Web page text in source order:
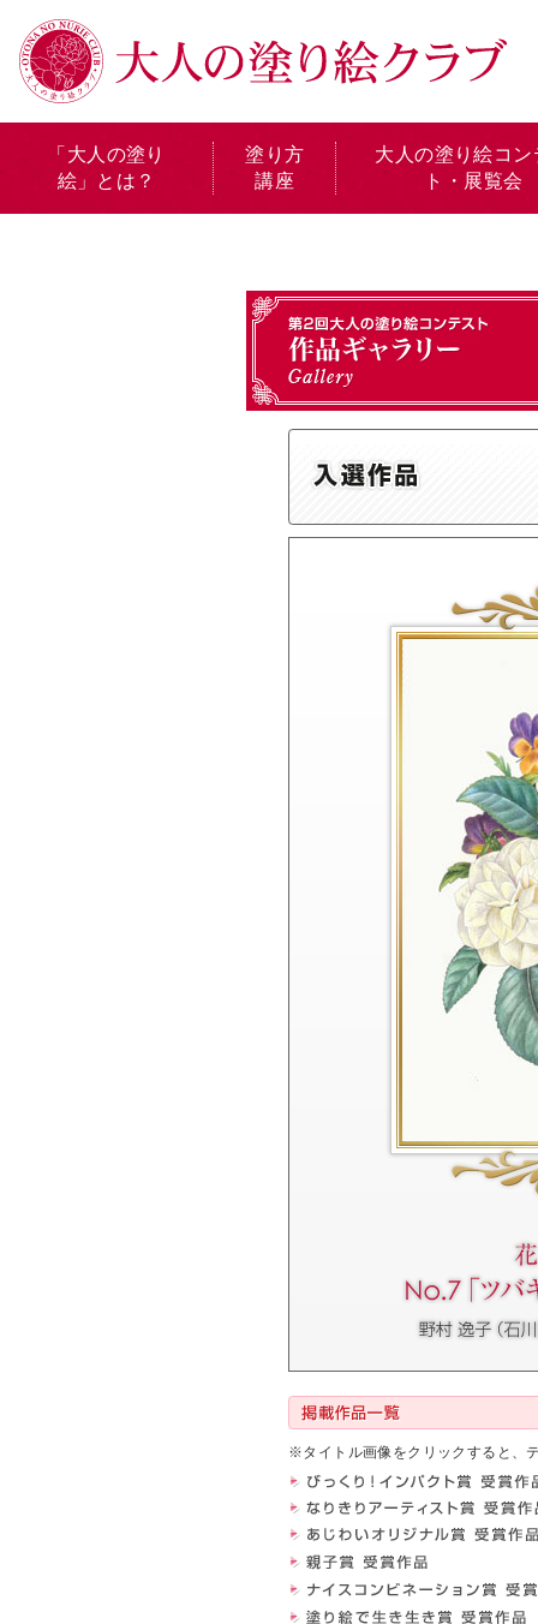
「大人の塗り
絵」とは？
塗り方
講座
大人の塗り絵コン
ト・展覧会
※タイトル画像をクリックすると、